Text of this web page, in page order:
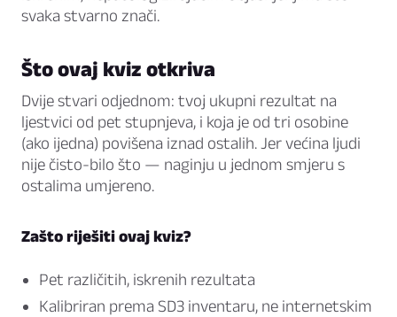
svaka stvarno znači.
Što ovaj kviz otkriva
Dvije stvari odjednom: tvoj ukupni rezultat na
ljestvici od pet stupnjeva, i koja je od tri osobine
(ako ijedna) povišena iznad ostalih. Jer većina ljudi
nije čisto-bilo što — naginju u jednom smjeru s
ostalima umjereno.
Zašto riješiti ovaj kviz?
Pet različitih, iskrenih rezultata
Kalibriran prema SD3 inventaru, ne internetskim